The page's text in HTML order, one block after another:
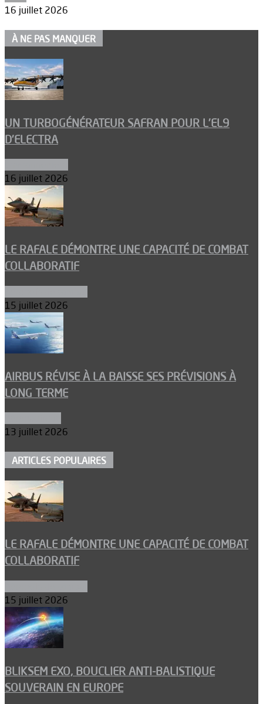
16 juillet 2026
À NE PAS MANQUER
UN TURBOGÉNÉRATEUR SAFRAN POUR L’EL9
D’ELECTRA
16 juillet 2026
LE RAFALE DÉMONTRE UNE CAPACITÉ DE COMBAT
COLLABORATIF
15 juillet 2026
AIRBUS RÉVISE À LA BAISSE SES PRÉVISIONS À
LONG TERME
13 juillet 2026
ARTICLES POPULAIRES
LE RAFALE DÉMONTRE UNE CAPACITÉ DE COMBAT
COLLABORATIF
15 juillet 2026
BLIKSEM EXO, BOUCLIER ANTI-BALISTIQUE
SOUVERAIN EN EUROPE